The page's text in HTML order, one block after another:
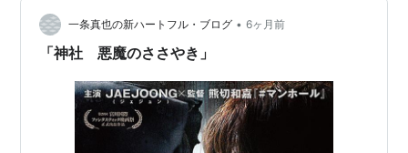
一条真也の新ハートフル・ブログ • 6ヶ月前
「神社 悪魔のささやき」